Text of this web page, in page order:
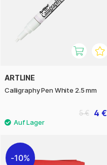
ARTLINE
Calligraphy Pen White 2.5 mm
4 €
5 €
10%